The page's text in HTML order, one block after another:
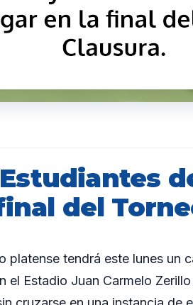
del
platense tendrá este lunes un
el Estadio Juan Carmelo